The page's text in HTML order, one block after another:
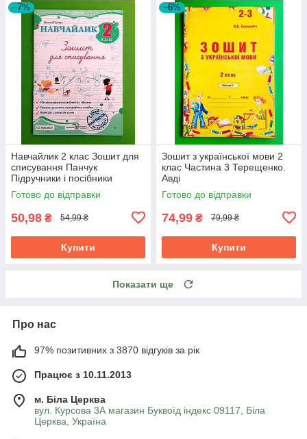
–7%
Навчайлик 2 клас Зошит для
списування Панчук
Пiдручники i посiбники
Готово до відправки
50,98 ₴ 54,99 ₴
Купити
–6%
Зошит з української мови 2
клас Частина 3 Терещенко.
Авді
Готово до відправки
74,99 ₴ 79,99 ₴
Купити
Показати ще
Про нас
97% позитивних з 3870 відгуків за рік
Працює з 10.11.2013
м. Біла Церква
вул. Курсова 3А магазин Буквоїд індекс 09117, Біла
Церква, Україна